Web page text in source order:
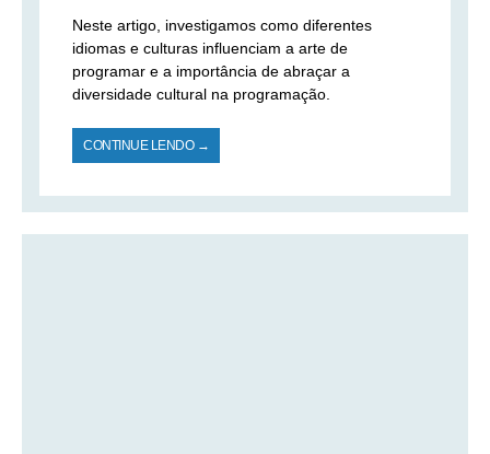
Neste artigo, investigamos como diferentes
idiomas e culturas influenciam a arte de
programar e a importância de abraçar a
diversidade cultural na programação.
CONTINUE LENDO →